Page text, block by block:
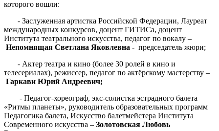
которого вошли:
- Заслуженная артистка Российской Федерации, Лауреат
международных конкурсов, доцент ГИТИСа, доцент
Института театрального искусства, педагог по вокалу –
Непомнящая Светлана Яковлевна - председатель жюри;
- Актер театра и кино (более 30 ролей в кино и
телесериалах), режиссер, педагог по актёрскому мастерству –
Гаркави Юрий Андреевич;
- Педагог-хореограф, экс-солистка эстрадного балета
«Ритмы планеты», руководитель образовательных программ
Педагогика балета, Искусство балетмейстера Института
Современного искусства – Золотовская Любовь